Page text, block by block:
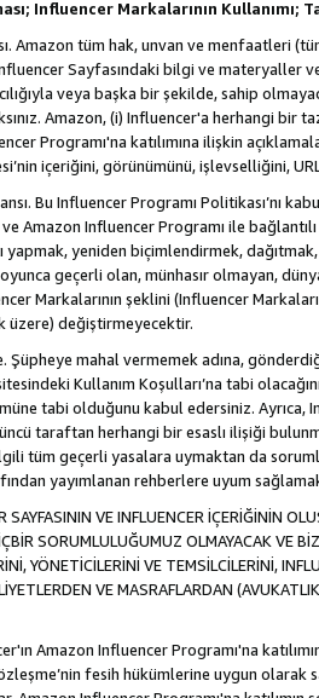
Influencer Markalarının Kullanımı;
Amazon tüm hak, unvan ve menfaatleri
Sayfasındaki bilgi ve materyaller
veya başka bir şekilde, sahip
Amazon, (i) Influencer'a herhangi bir
Programı'na katılımına ilişkin
içeriğini, görünümünü, işlevselliğini,
Bu Influencer Programı Politikası’nı
ve Amazon Influencer Programı ile
yapmak, yeniden biçimlendirmek,
geçerli olan, münhasır olmayan,
Markalarının şeklini (Influencer
üzere) değiştirmeyecektir.
Şüpheye mahal vermemek adına,
Kullanım Koşulları’na tabi
tabi olduğunu kabul edersiniz. Ayrıca,
taraftan herhangi bir esaslı ilişiği
tüm geçerli yasalara uymaktan da
yayımlanan rehberlere uyum
SAYFASININ VE INFLUENCER İÇERİĞİNİN
SORUMLULUĞUMUZ OLMAYACAK VE
YÖNETİCİLERİNİ VE TEMSİLCİLERİNİ,
VE MASRAFLARDAN
Amazon Influencer Programı'na
fesih hükümlerine uygun olarak